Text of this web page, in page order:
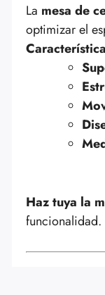
La mesa de
optimizar el
Haz tuya la
funcionalidad.